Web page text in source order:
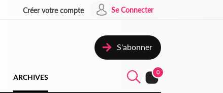
Créer votre compte Se Connecter
S'abonner
ARCHIVES
0